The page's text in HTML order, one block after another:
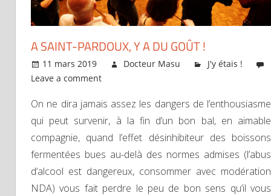
A SAINT-PARDOUX, Y A DU GOÛT !
11 mars 2019 Docteur Masu
J'y étais !
Leave a comment
On ne dira jamais assez les dangers de l’enthousiasme
qui peut survenir, à la fin d’un bon bal, en aimable
compagnie, quand l’effet désinhibiteur des boissons
fermentées bues au-delà des normes admises (l’abus
d’alcool est dangereux, consommer avec modération
NDA) vous fait perdre le peu de bon sens qu’il vous